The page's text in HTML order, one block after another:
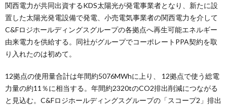
関西電力が共同出資するKDS太陽光が発電事業者となり、新たに設
置した太陽光発電設備で発電、小売電気事業者の関西電力を介して
C&Fロジホールディングスグループの各拠点へ再生可能エネルギー
由来電力を供給する。同社がグループでコーポレートPPA契約を取
り入れたのは初めて。
12拠点の使用量合計は年間約5076MWhに上り、 12拠点で使う総電
力量の約11％に相当する。年間約2320tのCO2排出削減につながる
と見込む。C&Fロジホールディングスグループの「スコープ2」排出